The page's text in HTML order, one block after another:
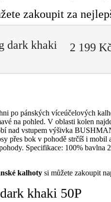
zakoupit za
dark khaki
2 199
po pánských víceúčelových
na pohled. V oblasti kolen
nad vstupem výšivka
přes bok v pohodě strčíš i
Specifikace: 100%
kalhoty si můžete zakoupit
khaki 50P